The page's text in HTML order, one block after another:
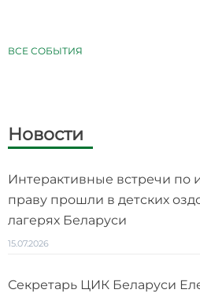
ВСЕ СОБЫТИЯ
Новости
Интерактивные встречи по
праву прошли в детских
лагерях Беларуси
15.07.2026
Секретарь ЦИК Беларуси